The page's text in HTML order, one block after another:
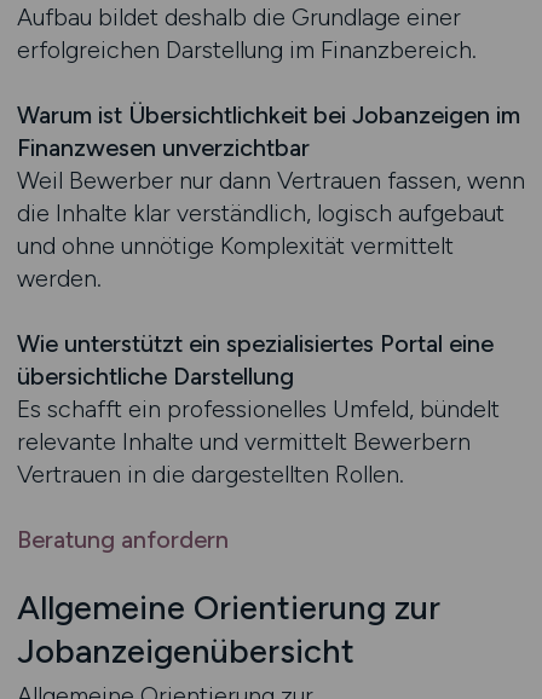
Aufbau bildet deshalb die Grundlage einer
erfolgreichen Darstellung im Finanzbereich.
Warum ist Übersichtlichkeit bei Jobanzeigen im
Finanzwesen unverzichtbar
Weil Bewerber nur dann Vertrauen fassen, wenn
die Inhalte klar verständlich, logisch aufgebaut
und ohne unnötige Komplexität vermittelt
werden.
Wie unterstützt ein spezialisiertes Portal eine
übersichtliche Darstellung
Es schafft ein professionelles Umfeld, bündelt
relevante Inhalte und vermittelt Bewerbern
Vertrauen in die dargestellten Rollen.
Beratung anfordern
Allgemeine Orientierung zur
Jobanzeigenübersicht